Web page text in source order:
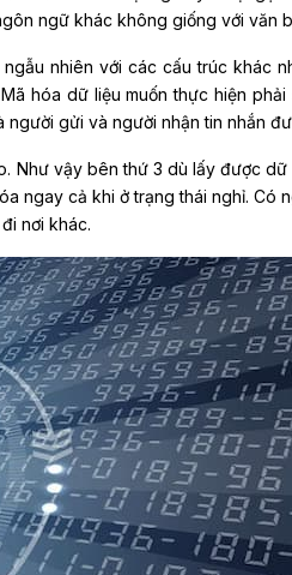
ngữ khác không giống với văn
nhiên với các cấu trúc khác
hóa dữ liệu muốn thực hiện
gửi và người nhận tin nhắn
Như vậy bên thứ 3 dù lấy được dữ
ngay cả khi ở trạng thái nghỉ. Có
nơi khác.